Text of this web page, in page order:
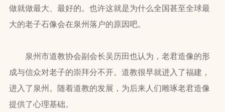
做就做最大、最好的。也许这就是为什么全国甚至全球最
大的老子石像会在泉州落户的原因吧。
泉州市道教协会副会长吴历田也认为，老君造像的形
成与信众对老子的崇拜分不开。道教很早就进入了福建，
进入了泉州。随着道教的发展，为后来人们雕琢老君造像
提供了心理基础。